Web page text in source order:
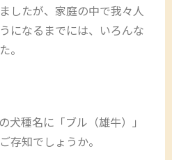
したが、家庭の中で我々人
になるまでには、いろんな
。
犬種名に「ブル（雄牛）」
存知でしょうか。